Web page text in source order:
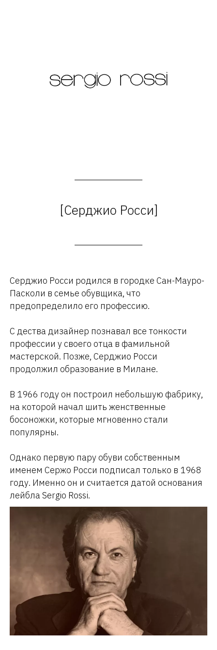
[Серджио Росси]
Серджио Росси родился в городке Сан-Мауро-
Пасколи в семье обувщика, что
предопределило его профессию.
С дества дизайнер познавал все тонкости
профессии у своего отца в фамильной
мастерской. Позже, Серджио Росси
продолжил образование в Милане.
В 1966 году он построил небольшую фабрику,
на которой начал шить женственные
босоножки, которые мгновенно стали
популярны.
Однако первую пару обуви собственным
именем Сержо Росси подписал только в 1968
году. Именно он и считается датой основания
лейбла Sergio Rossi.